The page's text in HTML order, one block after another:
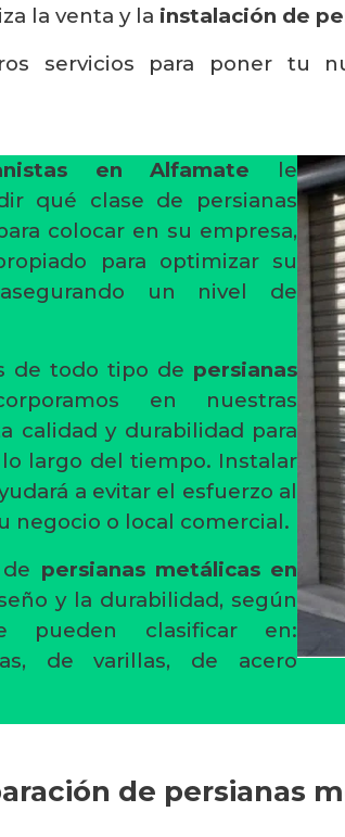
la venta y la instalación de
servicios para poner tu
en Alfamate le
qué clase de persianas
colocar en su empresa,
para optimizar su
un nivel de
de todo tipo de persianas
en nuestras
calidad y durabilidad para
largo del tiempo. Instalar
a evitar el esfuerzo al
negocio o local comercial.
persianas metálicas en
y la durabilidad, según
clasificar en:
de varillas, de acero
de persianas